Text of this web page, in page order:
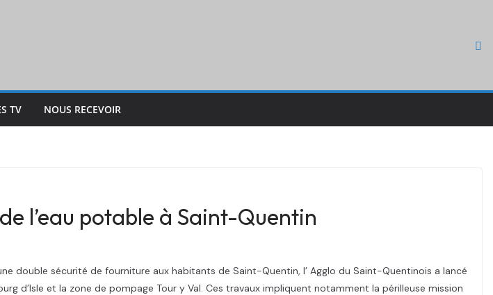
TV NOUS RECEVOIR
l’eau potable à Saint-Quentin
double sécurité de fourniture aux habitants de Saint-Quentin, l’ Agglo du Saint-Quentinois a lancé
d’Isle et la zone de pompage Tour y Val. Ces travaux impliquent notamment la périlleuse mission